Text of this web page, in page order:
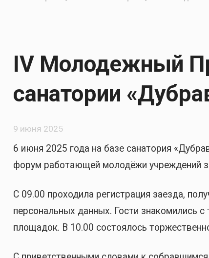
IV Молодежный
санатории
9 июня 2025
6 июня 2025 года на базе санатория
форум работающей молодёжи учреждений
С 09.00 проходила регистрация заезда,
персональных данных. Гости знакомились
площадок. В 10.00 состоялось